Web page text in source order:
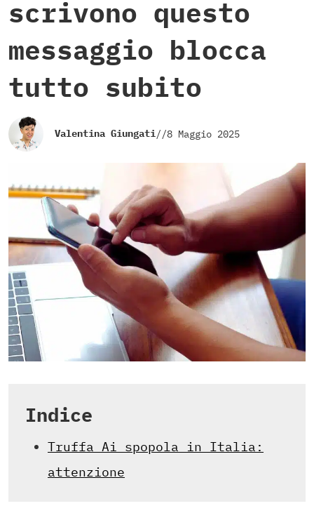
scrivono questo
messaggio blocca
tutto subito
Valentina Giungati//8 Maggio 2025
Indice
Truffa Ai spopola in Italia:
attenzione